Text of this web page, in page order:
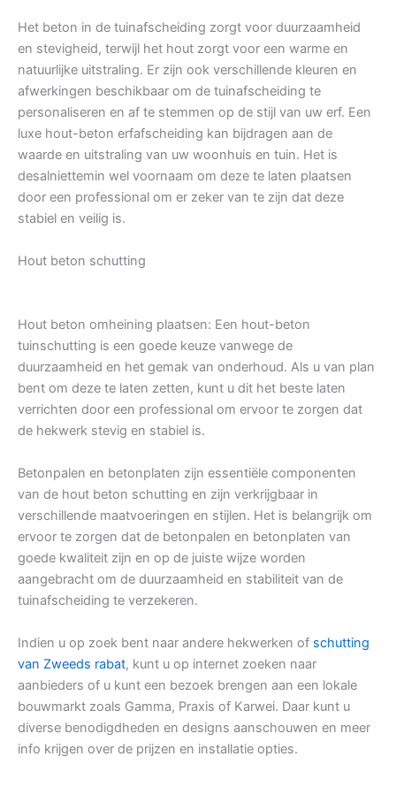
Het beton in de tuinafscheiding zorgt voor duurzaamheid
en stevigheid, terwijl het hout zorgt voor een warme en
natuurlijke uitstraling. Er zijn ook verschillende kleuren en
afwerkingen beschikbaar om de tuinafscheiding te
personaliseren en af te stemmen op de stijl van uw erf. Een
luxe hout-beton erfafscheiding kan bijdragen aan de
waarde en uitstraling van uw woonhuis en tuin. Het is
desalniettemin wel voornaam om deze te laten plaatsen
door een professional om er zeker van te zijn dat deze
stabiel en veilig is.
Hout beton schutting
Hout beton omheining plaatsen: Een hout-beton
tuinschutting is een goede keuze vanwege de
duurzaamheid en het gemak van onderhoud. Als u van plan
bent om deze te laten zetten, kunt u dit het beste laten
verrichten door een professional om ervoor te zorgen dat
de hekwerk stevig en stabiel is.
Betonpalen en betonplaten zijn essentiële componenten
van de hout beton schutting en zijn verkrijgbaar in
verschillende maatvoeringen en stijlen. Het is belangrijk om
ervoor te zorgen dat de betonpalen en betonplaten van
goede kwaliteit zijn en op de juiste wijze worden
aangebracht om de duurzaamheid en stabiliteit van de
tuinafscheiding te verzekeren.
Indien u op zoek bent naar andere hekwerken of schutting
van Zweeds rabat, kunt u op internet zoeken naar
aanbieders of u kunt een bezoek brengen aan een lokale
bouwmarkt zoals Gamma, Praxis of Karwei. Daar kunt u
diverse benodigdheden en designs aanschouwen en meer
info krijgen over de prijzen en installatie opties.